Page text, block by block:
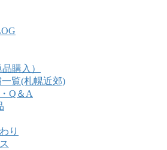
購入）
覧(札幌近郊)
Q＆A
り